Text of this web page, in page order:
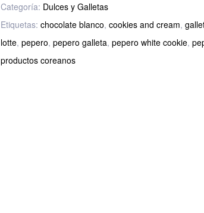
Categoría: Dulces y Galletas
Etiquetas: chocolate blanco, cookies and cream,
lotte, pepero, pepero galleta, pepero white cookie,
productos coreanos